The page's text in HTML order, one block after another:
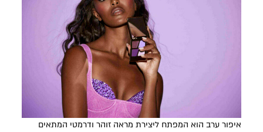
איפור ערב הוא המפתח ליצירת מראה זוהר ודרמטי המתאים